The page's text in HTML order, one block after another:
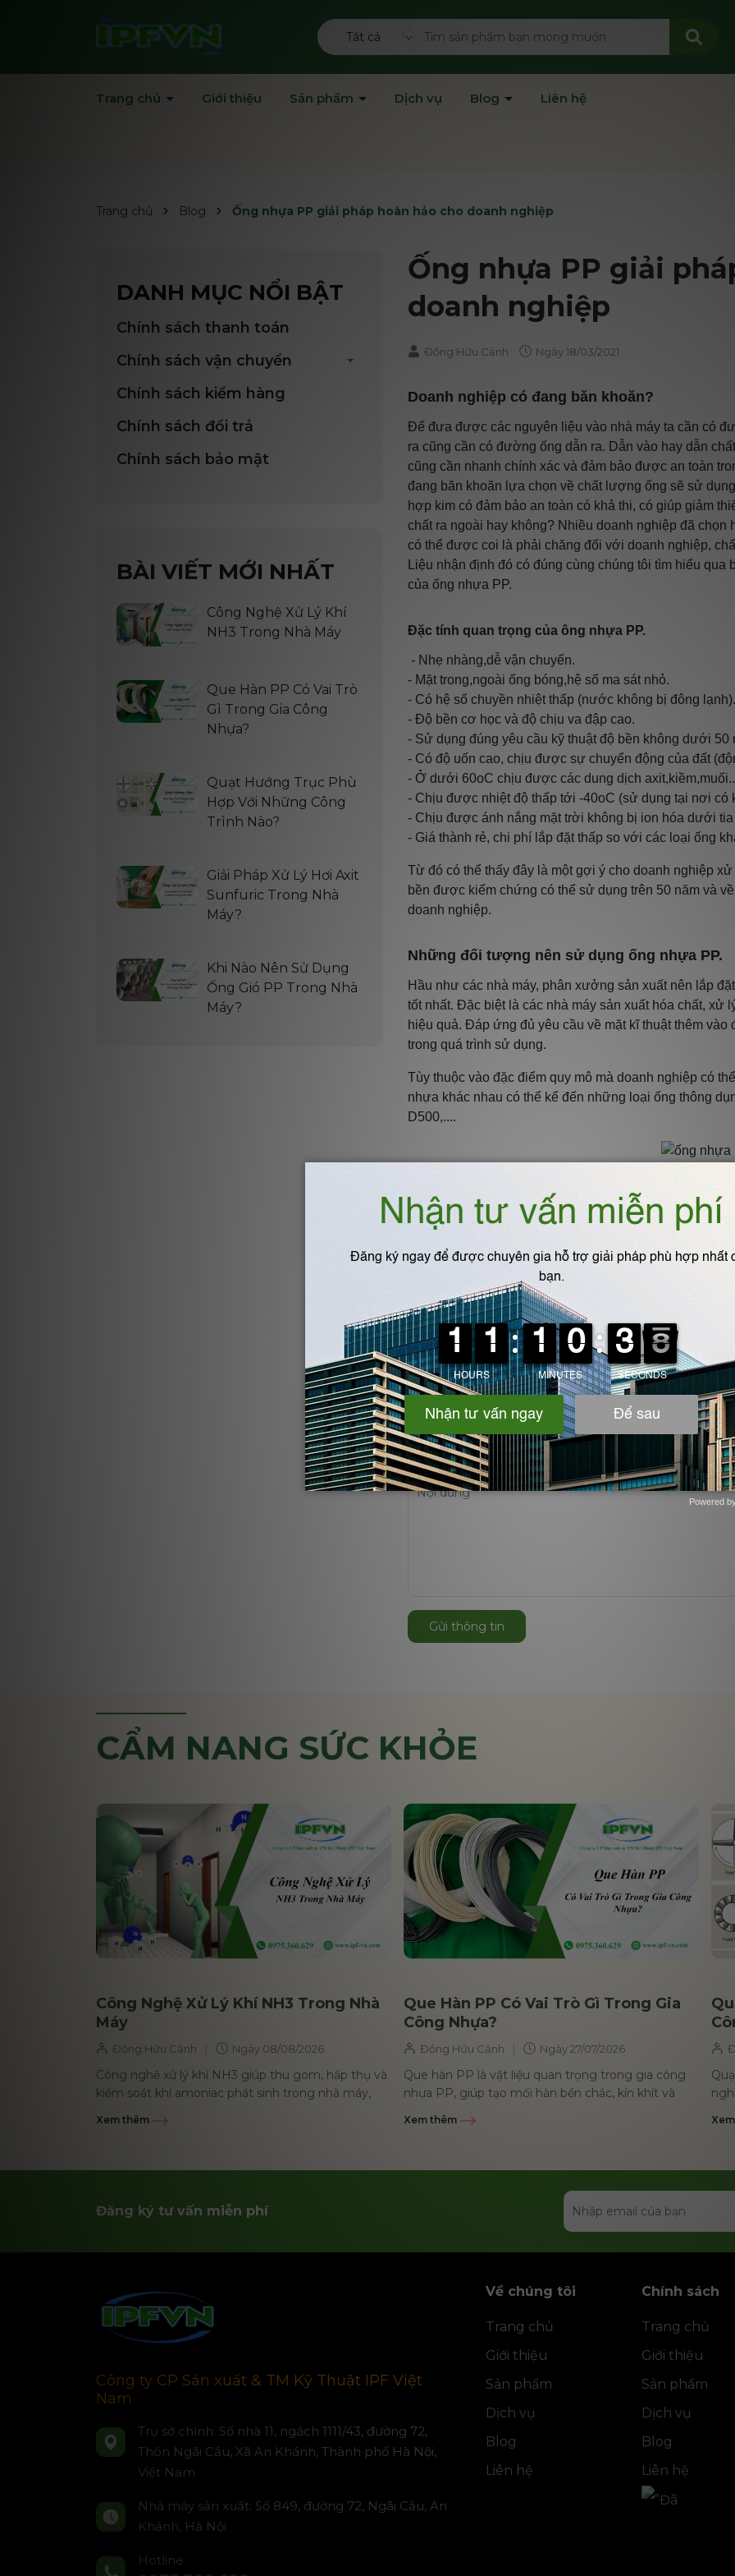
Tất cả
Trang chủ Giới thiệu Sản phẩm Dịch vụ Blog Liên hệ
Trang chủ Blog Ống nhựa PP giải pháp hoàn hảo cho doanh nghiệp
Ống nhựa PP giải
doanh nghiệp
Đồng Hữu Cảnh Ngày18/03/2021
Doanh nghiệp có đang băn khoăn?
Để đưa được các nguyên liệu vào nhà máy ta cần có
ra cũng cần có đường ống dẫn ra. Dẫn vào hay dẫn
cũng cần nhanh chính xác và đảm bảo được an toàn
đang băn khoăn lựa chọn về chất lượng ống sẽ sử
hợp kim có đảm bảo an toàn có khả thi, có giúp giảm
chất ra ngoài hay không? Nhiều doanh nghiệp đã
có thể được coi là phải chăng đối với doanh nghiệp,
Liệu nhận định đó có đúng cùng chúng tôi tìm hiểu
của ống nhựa PP.
Đặc tính quan trọng của ông nhựa PP.
- Nhẹ nhàng,dễ vận chuyển.
- Mặt trong,ngoài ống bóng,hệ số ma sát nhỏ.
- Có hệ số chuyền nhiệt thấp (nước không bị đông lạnh).
- Độ bền cơ học và độ chịu va đập cao.
- Sử dụng đúng yêu cầu kỹ thuật độ bền không dưới 50
- Có độ uốn cao, chịu được sự chuyển động của đất
- Ở dưới 60oC chịu được các dung dịch
- Chịu được nhiệt độ thấp tới -40oC (sử dụng tại nơi có
- Chịu được ánh nắng mặt trời không bị ion hóa dưới
- Giá thành rẻ, chi phí lắp đặt thấp so với các loại ống
Từ đó có thể thấy đây là một gợi ý cho doanh nghiệp
bền được kiểm chứng có thể sử dụng trên 50 năm và
doanh nghiệp.
Những đối tượng nên sử dụng ống nhựa PP.
Hầu như các nhà máy, phân xưởng sản xuất nên lắp
tốt nhất. Đặc biệt là các nhà máy sản xuất hóa chất, xử
hiệu quả. Đáp ứng đủ yêu cầu về mặt kĩ thuật thêm
trong quá trình sử dụng.
Tùy thuộc vào đặc điểm quy mô mà doanh nghiệp có
nhựa khác nhau có thể kể đến những loại ống thông
D500,....
phát triển đô thị, khu công nghiệp,c ông ty TNHH kỹ
các sản phẩm công nghiệp và phụ trợ công nghiệp.
tin tưởng của khách hàng là kim chỉ nam cho sự phát
thiết thực của con người và bảo vệ môi trường. Liên
Chia sẻ bài viết:
Viết bình luận của bạn
Gửi thông tin
DANH MỤC NỔI BẬT
Chính sách thanh toán
Chính sách vận chuyển
Chính sách kiểm hàng
Chính sách đổi trả
Chính sách bảo mật
BÀI VIẾT MỚI NHẤT
Công Nghệ Xử Lý Khí
NH3 Trong Nhà Máy
Que Hàn PP Có Vai Trò
Gì Trong Gia Công
Nhựa?
Quạt Hướng Trục Phù
Hợp Với Những Công
Trình Nào?
Giải Pháp Xử Lý Hơi Axit
Sunfuric Trong Nhà
Máy?
Khi Nào Nên Sử Dụng
Ống Gió PP Trong Nhà
Máy?
CẨM NANG SỨC KHỎE
Công Nghệ Xử Lý Khí NH3 Trong Nhà
Máy
Đồng Hữu Cảnh Ngày 08/08/2026
Công nghệ xử lý khí NH3 giúp thu gom, hấp thụ và
kiểm soát khí amoniac phát sinh trong nhà máy,
Xem thêm
Que Hàn PP Có Vai Trò Gì Trong Gia
Công Nhựa?
Đồng Hữu Cảnh Ngày27/07/2026
Que hàn PP là vật liệu quan trọng trong gia công
nhựa PP, giúp tạo mối hàn bền chắc, kín khít và
Xem thêm
Đăng ký tư vấn miễn phí
Công ty CP Sản xuất & TM Kỹ Thuật IPF Việt
Nam
Trụ sở chính: Số nhà 11, ngách 1111/43, đường 72,
Thôn Ngãi Cầu, Xã An Khánh, Thành phố Hà Nội,
Việt Nam
Nhà máy sản xuất: Số 849, đường 72, Ngãi Cầu, An
Khánh, Hà Nội
Hotline
Về chúng tôi
Trang chủ
Giới thiệu
Sản phẩm
Dịch vụ
Blog
Liên hệ
Chính sách
Trang chủ
Giới thiệu
Sản phẩm
Dịch vụ
Blog
Liên hệ
Powered